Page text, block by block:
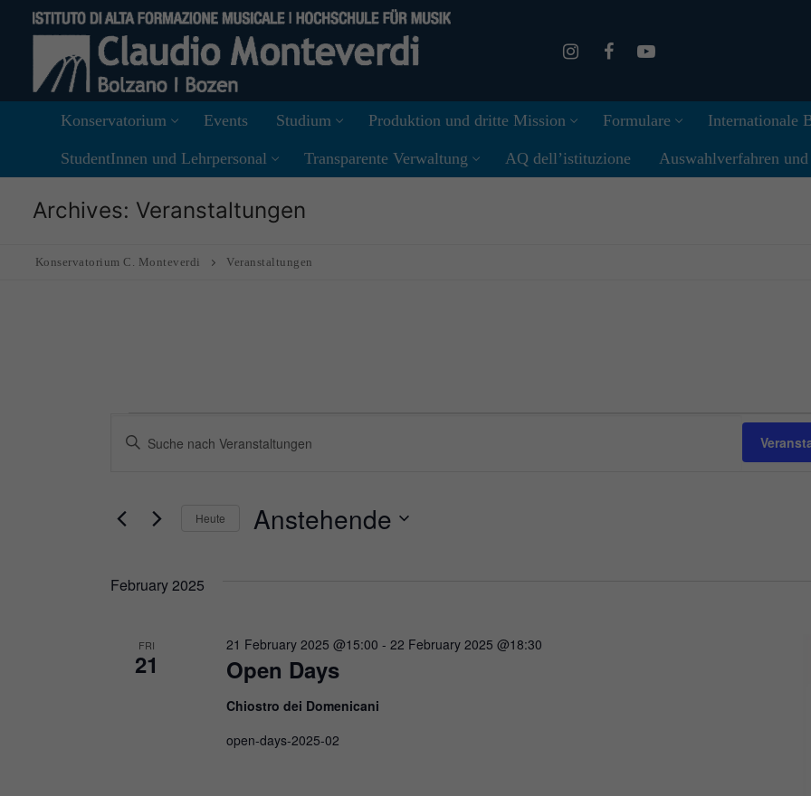
content
Konservatorium Events Studium Produktion und dritte Mission Formulare Internationale
StudentInnen und Lehrpersonal Transparente Verwaltung AQ dell’istituzione Auswahlverfahren
Archives: Veranstaltungen
Konservatorium C. Monteverdi Veranstaltungen
Veranstaltungen
Veranstaltungen
und
Ansichten,
Navigation
Bitte
Heute Anstehende
February 2025
FRI
21 Open Days
21 February 2025 @15:00 - 22 February 2025 @18:30
Chiostro dei Domenicani
open-days-2025-02